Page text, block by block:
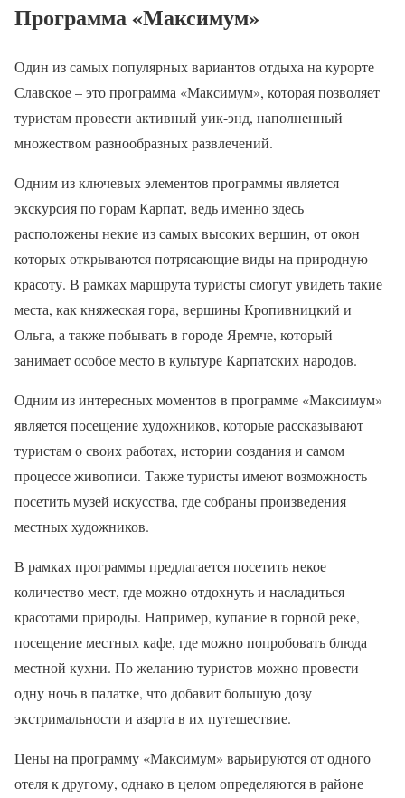
Программа «Максимум»
Один из самых популярных вариантов отдыха на курорте
Славское – это программа «Максимум», которая позволяет
туристам провести активный уик-энд, наполненный
множеством разнообразных развлечений.
Одним из ключевых элементов программы является
экскурсия по горам Карпат, ведь именно здесь
расположены некие из самых высоких вершин, от окон
которых открываются потрясающие виды на природную
красоту. В рамках маршрута туристы смогут увидеть такие
места, как княжеская гора, вершины Кропивницкий и
Ольга, а также побывать в городе Яремче, который
занимает особое место в культуре Карпатских народов.
Одним из интересных моментов в программе «Максимум»
является посещение художников, которые рассказывают
туристам о своих работах, истории создания и самом
процессе живописи. Также туристы имеют возможность
посетить музей искусства, где собраны произведения
местных художников.
В рамках программы предлагается посетить некое
количество мест, где можно отдохнуть и насладиться
красотами природы. Например, купание в горной реке,
посещение местных кафе, где можно попробовать блюда
местной кухни. По желанию туристов можно провести
одну ночь в палатке, что добавит большую дозу
экстримальности и азарта в их путешествие.
Цены на программу «Максимум» варьируются от одного
отеля к другому, однако в целом определяются в районе